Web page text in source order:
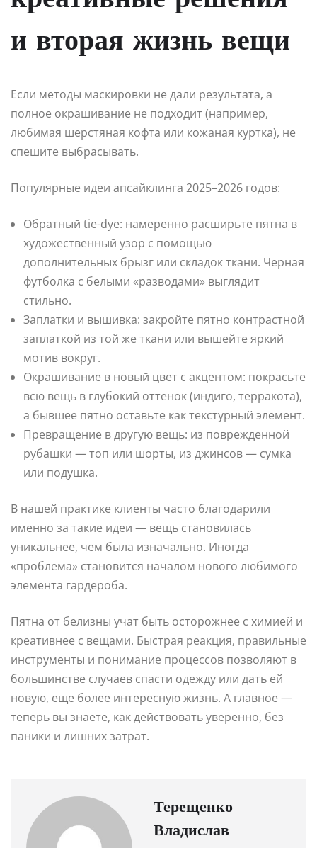
и вторая жизнь вещи
Если методы маскировки не дали результата, а
полное окрашивание не подходит (например,
любимая шерстяная кофта или кожаная куртка), не
спешите выбрасывать.
Популярные идеи апсайклинга 2025–2026 годов:
Обратный tie-dye: намеренно расширьте пятна в
художественный узор с помощью
дополнительных брызг или складок ткани. Черная
футболка с белыми «разводами» выглядит
стильно.
Заплатки и вышивка: закройте пятно контрастной
заплаткой из той же ткани или вышейте яркий
мотив вокруг.
Окрашивание в новый цвет с акцентом: покрасьте
всю вещь в глубокий оттенок (индиго, терракота),
а бывшее пятно оставьте как текстурный элемент.
Превращение в другую вещь: из поврежденной
рубашки — топ или шорты, из джинсов — сумка
или подушка.
В нашей практике клиенты часто благодарили
именно за такие идеи — вещь становилась
уникальнее, чем была изначально. Иногда
«проблема» становится началом нового любимого
элемента гардероба.
Пятна от белизны учат быть осторожнее с химией и
креативнее с вещами. Быстрая реакция, правильные
инструменты и понимание процессов позволяют в
большинстве случаев спасти одежду или дать ей
новую, еще более интересную жизнь. А главное —
теперь вы знаете, как действовать уверенно, без
паники и лишних затрат.
Терещенко
Владислав